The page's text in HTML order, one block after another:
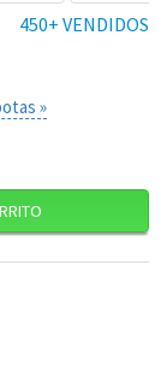
450+ VENDIDOS
»